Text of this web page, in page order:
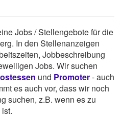
Jobs / Stellengebote für die
In den Stellenanzeigen
Jobbeschreibung
Jobs. Wir suchen
und Promoter- auch
es auch vor, dass wir noch
suchen, z.B. wenn es zu